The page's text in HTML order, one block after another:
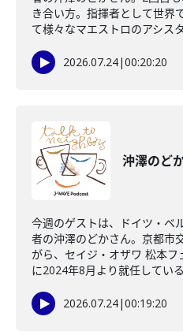
き合い方。指揮者として世界
て様々なマエストロのアシス
2026.07.24|00:20:20
沖澤のど
今週のゲストは、ドイツ・ベ
者の沖澤のどかさん。京都市
がら、セイジ・オザワ 松本
に2024年8月より就任してい
2026.07.24|00:19:20